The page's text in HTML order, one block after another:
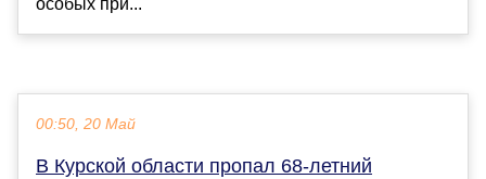
особых при...
00:50, 20 Май
В Курской области пропал 68-летний